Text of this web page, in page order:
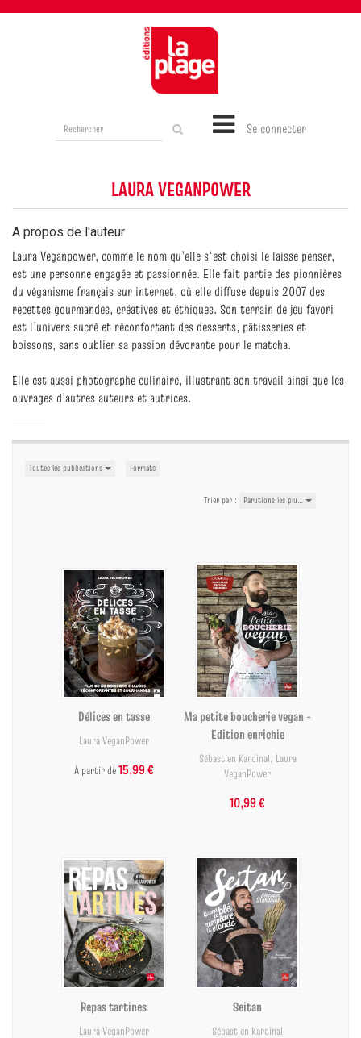
Se connecter
LAURA VEGANPOWER
A propos de l'auteur
Laura Veganpower, comme le nom qu’elle s'est choisi le laisse penser,
est une personne engagée et passionnée. Elle fait partie des pionnières
du véganisme français sur internet, où elle diffuse depuis 2007 des
recettes gourmandes, créatives et éthiques. Son terrain de jeu favori
est l’univers sucré et réconfortant des desserts, pâtisseries et
boissons, sans oublier sa passion dévorante pour le matcha.
Elle est aussi photographe culinaire, illustrant son travail ainsi que les
ouvrages d’autres auteurs et autrices.
Toutes les publications Formats
Trier par : Parutions les plu…
Délices en tasse
Laura VeganPower
À partir de15,99 €
Ma petite boucherie vegan -
Edition enrichie
Sébastien Kardinal, Laura
VeganPower
10,99 €
Repas tartines
Laura VeganPower
Seitan
Sébastien Kardinal